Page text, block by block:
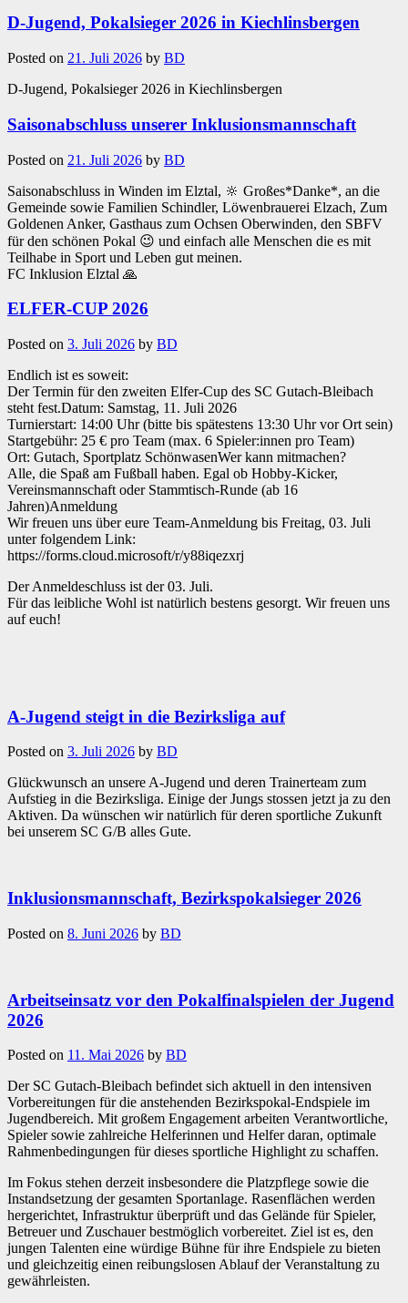
D-Jugend, Pokalsieger 2026 in Kiechlinsbergen
Posted on 21. Juli 2026 by BD
D-Jugend, Pokalsieger 2026 in Kiechlinsbergen
Saisonabschluss unserer Inklusionsmannschaft
Posted on 21. Juli 2026 by BD
Saisonabschluss in Winden im Elztal, 🔆 Großes*Danke*, an die
Gemeinde sowie Familien Schindler, Löwenbrauerei Elzach, Zum
Goldenen Anker, Gasthaus zum Ochsen Oberwinden, den SBFV
für den schönen Pokal 😉 und einfach alle Menschen die es mit
Teilhabe in Sport und Leben gut meinen.
FC Inklusion Elztal 🙏
ELFER-CUP 2026
Posted on 3. Juli 2026 by BD
Endlich ist es soweit:
Der Termin für den zweiten Elfer-Cup des SC Gutach-Bleibach
steht fest.Datum: Samstag, 11. Juli 2026
Turnierstart: 14:00 Uhr (bitte bis spätestens 13:30 Uhr vor Ort sein)
Startgebühr: 25 € pro Team (max. 6 Spieler:innen pro Team)
Ort: Gutach, Sportplatz SchönwasenWer kann mitmachen?
Alle, die Spaß am Fußball haben. Egal ob Hobby-Kicker,
Vereinsmannschaft oder Stammtisch-Runde (ab 16
Jahren)Anmeldung
Wir freuen uns über eure Team-Anmeldung bis Freitag, 03. Juli
unter folgendem Link:
https://forms.cloud.microsoft/r/y88iqezxrj
Der Anmeldeschluss ist der 03. Juli.
Für das leibliche Wohl ist natürlich bestens gesorgt. Wir freuen uns
auf euch!
A-Jugend steigt in die Bezirksliga auf
Posted on 3. Juli 2026 by BD
Glückwunsch an unsere A-Jugend und deren Trainerteam zum
Aufstieg in die Bezirksliga. Einige der Jungs stossen jetzt ja zu den
Aktiven. Da wünschen wir natürlich für deren sportliche Zukunft
bei unserem SC G/B alles Gute.
Inklusionsmannschaft, Bezirkspokalsieger 2026
Posted on 8. Juni 2026 by BD
Arbeitseinsatz vor den Pokalfinalspielen der Jugend
2026
Posted on 11. Mai 2026 by BD
Der SC Gutach-Bleibach befindet sich aktuell in den intensiven
Vorbereitungen für die anstehenden Bezirkspokal-Endspiele im
Jugendbereich. Mit großem Engagement arbeiten Verantwortliche,
Spieler sowie zahlreiche Helferinnen und Helfer daran, optimale
Rahmenbedingungen für dieses sportliche Highlight zu schaffen.
Im Fokus stehen derzeit insbesondere die Platzpflege sowie die
Instandsetzung der gesamten Sportanlage. Rasenflächen werden
hergerichtet, Infrastruktur überprüft und das Gelände für Spieler,
Betreuer und Zuschauer bestmöglich vorbereitet. Ziel ist es, den
jungen Talenten eine würdige Bühne für ihre Endspiele zu bieten
und gleichzeitig einen reibungslosen Ablauf der Veranstaltung zu
gewährleisten.